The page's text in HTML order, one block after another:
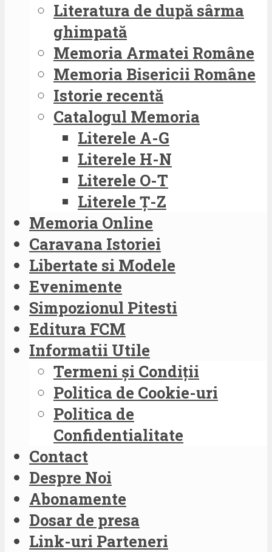
Literatura de după sârma
ghimpată
Memoria Armatei Române
Memoria Bisericii Române
Istorie recentă
Catalogul Memoria
Literele A-G
Literele H-N
Literele O-T
Literele Ț-Z
Memoria Online
Caravana Istoriei
Libertate si Modele
Evenimente
Simpozionul Pitesti
Editura FCM
Informatii Utile
Termeni și Condiții
Politica de Cookie-uri
Politica de
Confidentialitate
Contact
Despre Noi
Abonamente
Dosar de presa
Link-uri Parteneri